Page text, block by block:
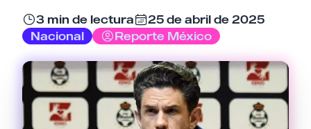
3 min de lectura
25 de abril de 2025
Nacional
Reporte México
Email
Tu comentario